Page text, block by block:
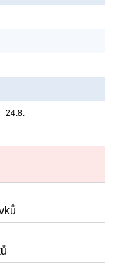
24.8.